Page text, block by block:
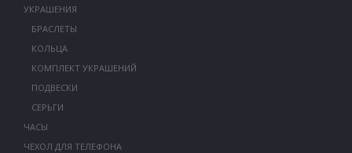
УКРАШЕНИЯ
БРАСЛЕТЫ
КОЛЬЦА
КОМПЛЕКТ УКРАШЕНИЙ
ПОДВЕСКИ
СЕРЬГИ
ЧАСЫ
ЧЕХОЛ ДЛЯ ТЕЛЕФОНА